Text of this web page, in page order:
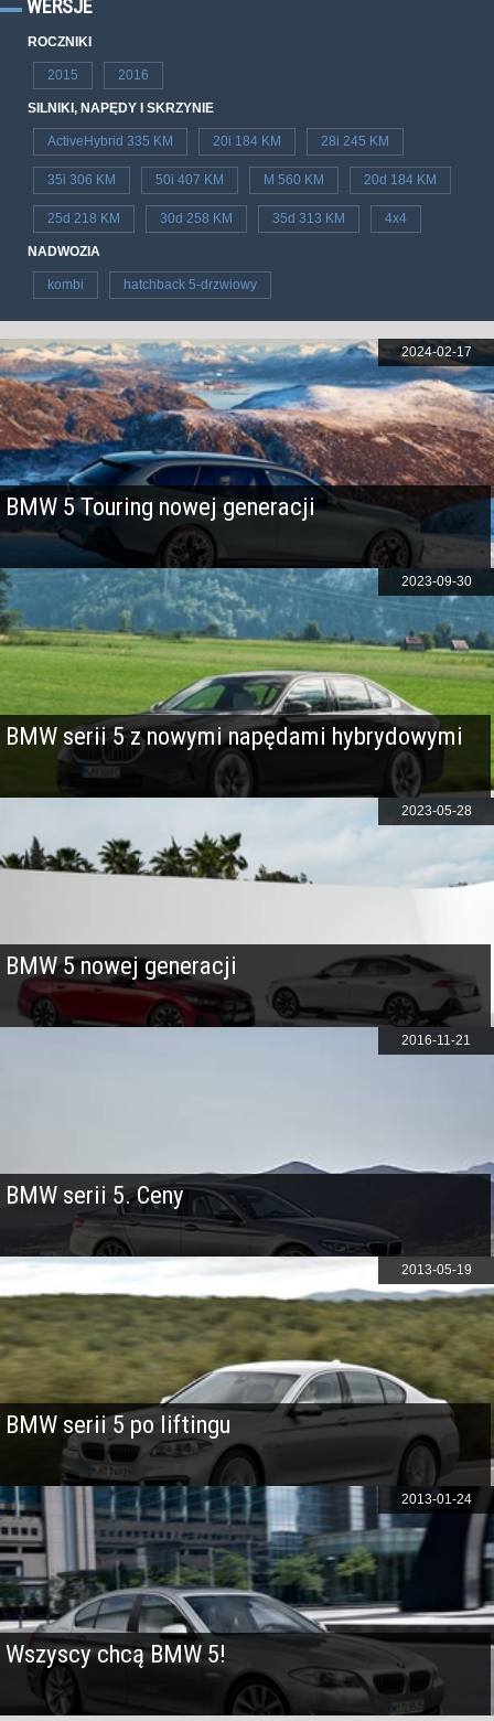
WERSJE
ROCZNIKI
2015 2016
SILNIKI, NAPĘDY I SKRZYNIE
ActiveHybrid 335 KM 20i 184 KM 28i 245 KM
35i 306 KM 50i 407 KM M 560 KM 20d 184 KM
25d 218 KM 30d 258 KM 35d 313 KM 4x4
NADWOZIA
kombi hatchback 5-drzwiowy
BMW 5 Touring nowej generacji
2024-02-17
BMW serii 5 z nowymi napędami hybrydowymi
2023-09-30
BMW 5 nowej generacji
2023-05-28
BMW serii 5. Ceny
2016-11-21
BMW serii 5 po liftingu
2013-05-19
Wszyscy chcą BMW 5!
2013-01-24